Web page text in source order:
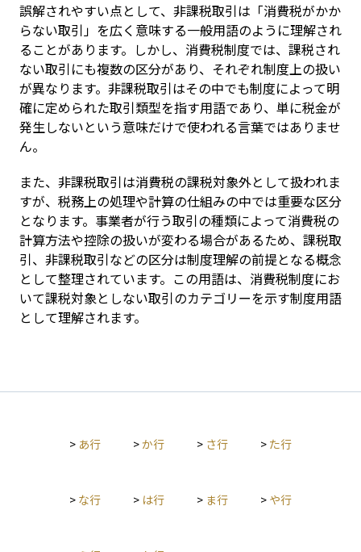
誤解されやすい点として、非課税取引は「消費税がかか
らない取引」を広く意味する一般用語のように理解され
ることがあります。しかし、消費税制度では、課税され
ない取引にも複数の区分があり、それぞれ制度上の扱い
が異なります。非課税取引はその中でも制度によって明
確に定められた取引類型を指す用語であり、単に税金が
発生しないという意味だけで使われる言葉ではありませ
ん。
また、非課税取引は消費税の課税対象外として扱われま
すが、税務上の処理や計算の仕組みの中では重要な区分
となります。事業者が行う取引の種類によって消費税の
計算方法や控除の扱いが変わる場合があるため、課税取
引、非課税取引などの区分は制度理解の前提となる概念
として整理されています。この用語は、消費税制度にお
いて課税対象としない取引のカテゴリーを示す制度用語
として理解されます。
> あ行 >か行 > さ行 > た行
> な行 > は行 > ま行 > や行